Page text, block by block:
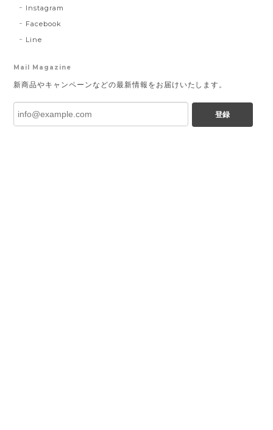
Instagram
Facebook
Line
Mail Magazine
新商品やキャンペーンなどの最新情報をお届けいたします。
登録